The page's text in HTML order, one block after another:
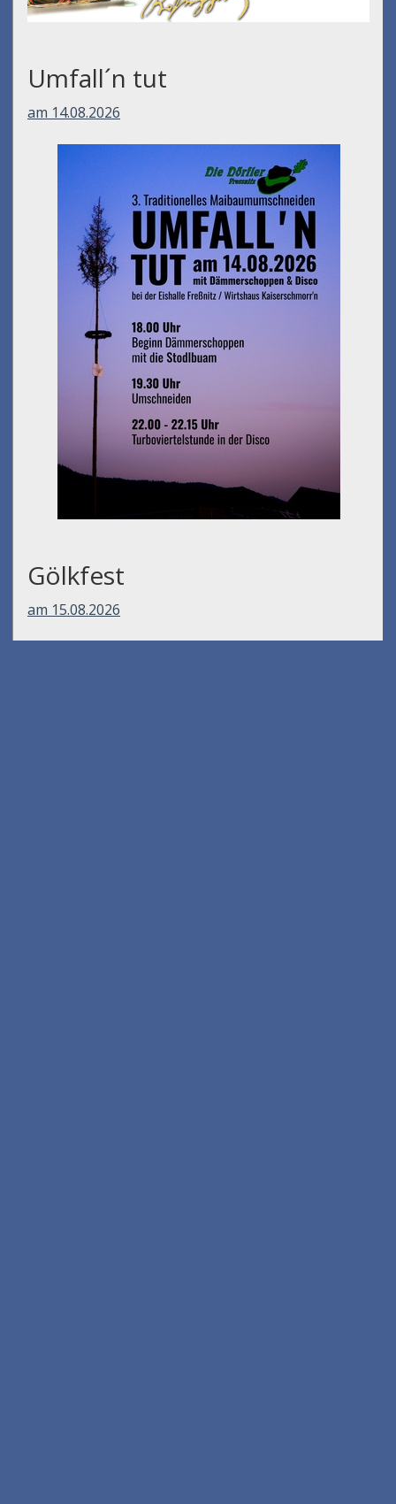
Umfall´n tut
am 14.08.2026
Gölkfest
am 15.08.2026